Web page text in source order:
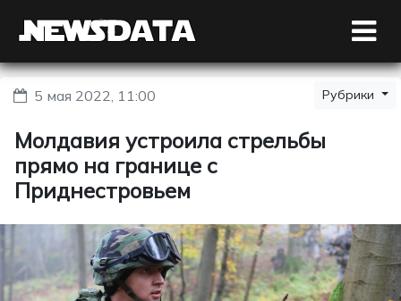
5 мая 2022, 11:00 Рубрики
Молдавия устроила стрельбы
прямо на границе с
Приднестровьем